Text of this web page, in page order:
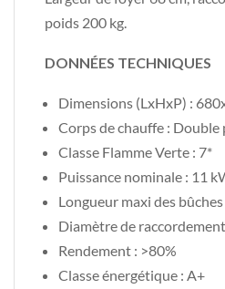
poids 200 kg.
DONNÉES TECHNIQUES
Dimensions (LxHxP) :
Corps de chauffe :
Classe Flamme Verte : 7*
Puissance nominale : 11
Longueur maxi des
Diamètre de
Rendement : >80%
Classe énergétique : A+